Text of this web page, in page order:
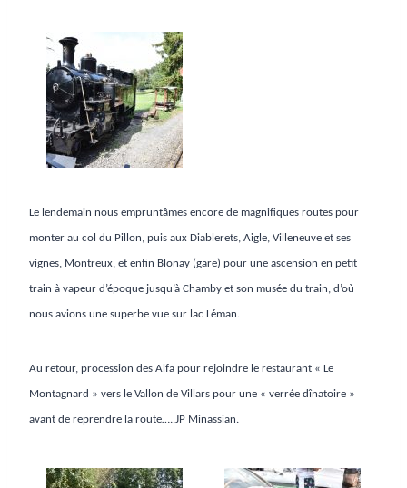
Le lendemain nous empruntâmes encore de magnifiques routes pour
monter au col du Pillon, puis aux Diablerets, Aigle, Villeneuve et ses
vignes, Montreux, et enfin Blonay (gare) pour une ascension en petit
train à vapeur d’époque jusqu’à Chamby et son musée du train, d’où
nous avions une superbe vue sur lac Léman.
Au retour, procession des Alfa pour rejoindre le restaurant « Le
Montagnard » vers le Vallon de Villars pour une « verrée dînatoire »
avant de reprendre la route…..JP Minassian.